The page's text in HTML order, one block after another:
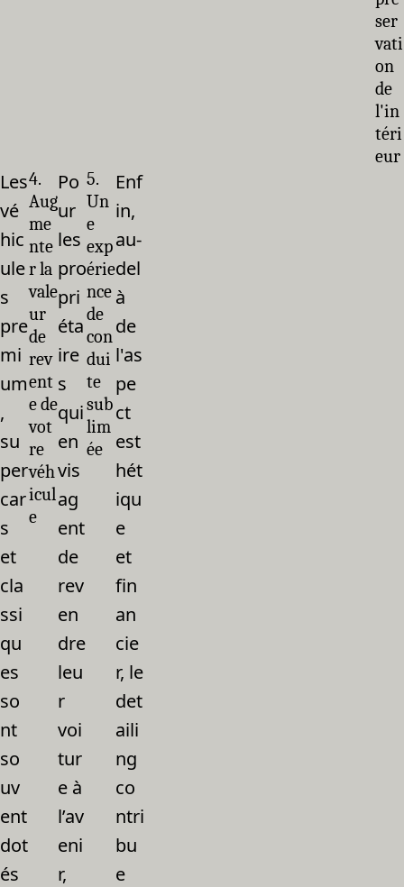
ser
vati
on
de
l'in
téri
eur
Les
vé
hic
ule
s
pre
mi
um
,
su
per
car
s
et
cla
ssi
qu
es
so
nt
so
uv
ent
dot
és
4.
Aug
me
nte
r la
vale
ur
de
rev
ent
e de
vot
re
véh
icul
e
Po
ur
les
pro
pri
éta
ire
s
qui
en
vis
ag
ent
de
rev
en
dre
leu
r
voi
tur
e à
l’av
eni
r,
5.
Un
e
exp
érie
nce
de
con
dui
te
sub
lim
ée
Enf
in,
au-
del
à
de
l'as
pe
ct
est
hét
iqu
e
et
fin
an
cie
r, le
det
aili
ng
co
ntri
bu
e